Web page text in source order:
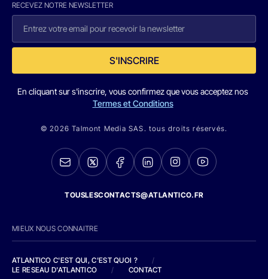
RECEVEZ NOTRE NEWSLETTER
S'INSCRIRE
En cliquant sur s'inscrire, vous confirmez que vous acceptez nos
Termes et Conditions
© 2026 Talmont Media SAS. tous droits réservés.
TOUSLESCONTACTS@ATLANTICO.FR
MIEUX NOUS CONNAITRE
ATLANTICO C'EST QUI, C'EST QUOI ?
/
LE RESEAU D'ATLANTICO
/ CONTACT